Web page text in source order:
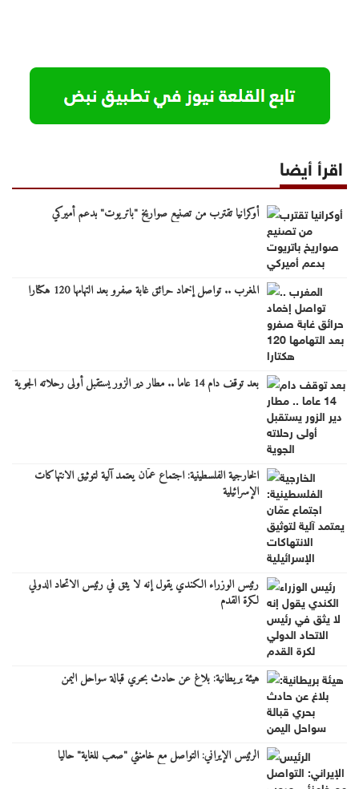
اقرأ أيضا
أوكرانيا تقترب من تصنيع صواريخ "باتريوت" بدعم أميركي
المغرب .. تواصل إخماد حرائق غابة صفرو بعد التهامها 120 هكتارا
بعد توقف دام 14 عاما .. مطار دير الزور يستقبل أولى رحلاته الجوية
الخارجية الفلسطينية: اجتماع عمّان يعتمد آلية لتوثيق الانتهاكات
الإسرائيلية
رئيس الوزراء الكندي يقول إنه لا يثق في رئيس الاتحاد الدولي
لكرة القدم
هيئة بريطانية: بلاغ عن حادث بحري قبالة سواحل اليمن
الرئيس الإيراني: التواصل مع خامنئي "صعب للغاية" حاليا